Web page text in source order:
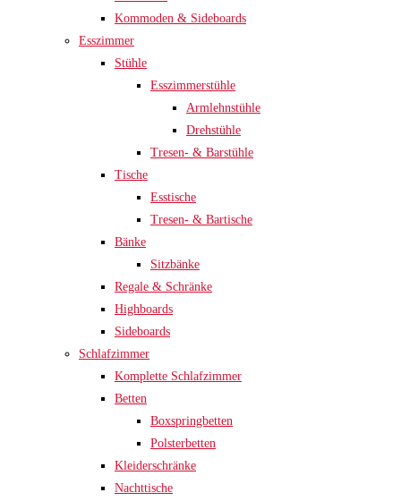
Kommoden & Sideboards
Esszimmer
Stühle
Esszimmerstühle
Armlehnstühle
Drehstühle
Tresen- & Barstühle
Tische
Esstische
Tresen- & Bartische
Bänke
Sitzbänke
Regale & Schränke
Highboards
Sideboards
Schlafzimmer
Komplette Schlafzimmer
Betten
Boxspringbetten
Polsterbetten
Kleiderschränke
Nachttische